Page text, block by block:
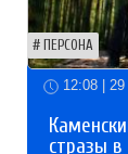
ПЕРСОНА
12:08 |
стразы в